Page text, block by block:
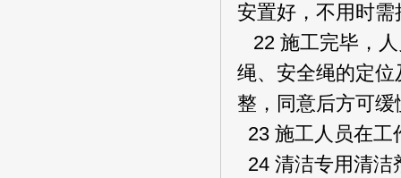
安置好，不用时
22 施工完毕，
绳、安全绳的定
整，同意后方可
23 施工人员在工
24 清洁专用清洁